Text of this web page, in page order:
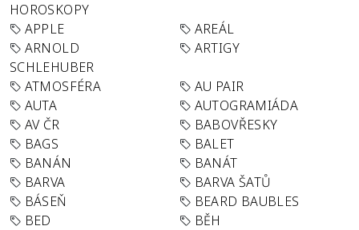
HOROSKOPY
APPLE
AREÁL
ARNOLD
SCHLEHUBER
ARTIGY
ATMOSFÉRA
AU PAIR
AUTA
AUTOGRAMIÁDA
AV ČR
BABOVŘESKY
BAGS
BALET
BANÁN
BANÁT
BARVA
BARVA ŠATŮ
BÁSEŇ
BEARD BAUBLES
BED
BĚH